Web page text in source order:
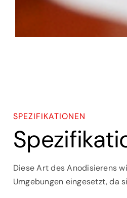
SPEZIFIKATIONEN
Diese Art des Anodisierens
Umgebungen eingesetzt, da